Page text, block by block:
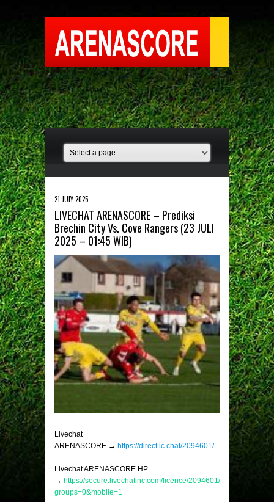
21 JULY 2025
LIVECHAT ARENASCORE – Prediksi
Brechin City Vs. Cove Rangers (23 JULI
2025 – 01:45 WIB)
Livechat
ARENASCORE → https://direct.lc.chat/2094601/
Livechat ARENASCORE HP
→ https://secure.livechatinc.com/licence/2094601/v2/
groups=0&mobile=1